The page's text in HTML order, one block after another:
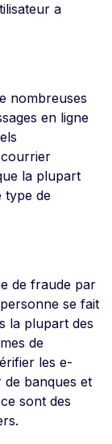
a
nombreuses
en ligne
la plupart
type de
de fraude par
se fait
la plupart des
de
les e-
de banques et
sont des